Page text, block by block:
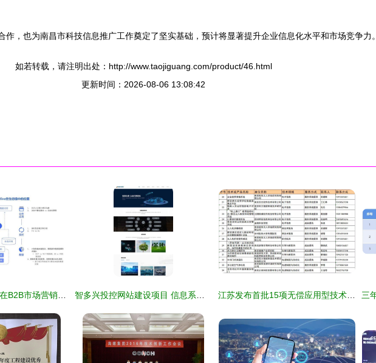
，也为南昌市科技信息推广工作奠定了坚实基础，预计将显著提升企业信息化水平和市场竞争力。
如若转载，请注明出处：http://www.taojiguang.com/product/46.html
更新时间：2026-08-06 13:08:42